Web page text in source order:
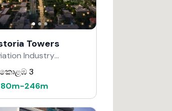
Towers
Industry
of China
කොළඹ 3
80m-246m